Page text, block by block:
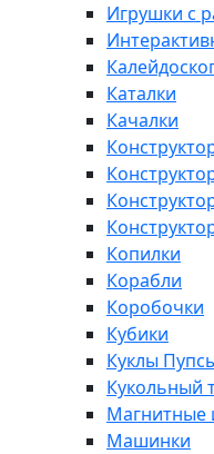
Игрушки с
Каталки
Качалки
Копилки
Корабли
Коробочки
Кубики
Куклы
Кукольный
Магнитные
Машинки